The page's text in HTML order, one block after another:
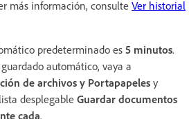
más información, consulte Ver historial
predeterminado es 5 minutos.
automático, vaya a
de archivos y Portapapeles y
desplegable Guardar documentos
cada.